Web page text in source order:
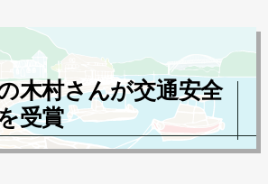
木村さんが交通安全
受賞